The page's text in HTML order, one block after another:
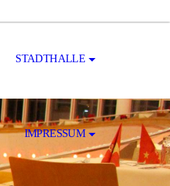
STADTHALLE
IMPRESSUM